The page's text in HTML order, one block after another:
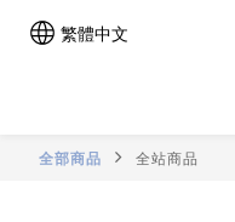
繁體中文
全部商品 全站商品